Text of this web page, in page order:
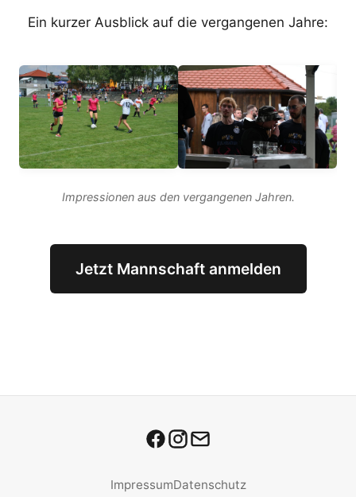
Ein kurzer Ausblick auf die vergangenen Jahre:
Impressionen aus den vergangenen Jahren.
Jetzt Mannschaft anmelden
ImpressumDatenschutz